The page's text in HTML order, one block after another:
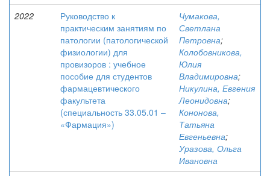
2022
Руководство к
практическим занятиям по
патологии (патологической
физиологии) для
провизоров : учебное
пособие для студентов
фармацевтического
факультета
(специальность 33.05.01 ‒
«Фармация»)
Чумакова,
Светлана
Петровна;
Колобовникова,
Юлия
Владимировна;
Никулина, Евгения
Леонидовна;
Кононова,
Татьяна
Евгеньевна;
Уразова, Ольга
Ивановна